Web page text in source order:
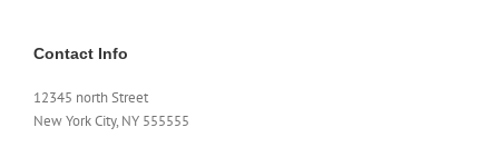
Contact Info
12345 north Street
New York City, NY 555555